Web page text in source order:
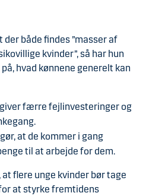
der både findes ”masser af
kvinder”, så har hun
hvad kønnene generelt kan
færre fejlinvesteringer og
at de kommer i gang
til at arbejde for dem.
at flere unge kvinder bør tage
at styrke fremtidens